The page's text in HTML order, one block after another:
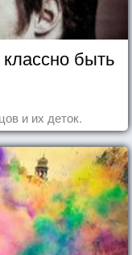
быть
и их деток.